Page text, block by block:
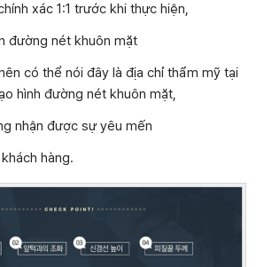
xác 1:1 trước khi thực hiện,
đường nét khuôn mặt
có thể nói đây là địa chỉ thẩm mỹ tại
hình đường nét khuôn mặt,
nhận được sự yêu mến
hàng.